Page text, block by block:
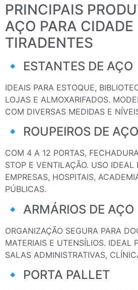
PRINCIPAIS
AÇO PARA CIDADE
TIRADENTES
🔹 ESTANTES DE AÇO
IDEAIS PARA ESTOQUE,
LOJAS E ALMOXARIFADOS.
COM DIVERSAS MEDIDAS E
🔹 ROUPEIROS DE AÇO
COM 4 A 12 PORTAS,
STOP E VENTILAÇÃO. USO IDEAL
EMPRESAS, HOSPITAIS,
PÚBLICAS.
🔹 ARMÁRIOS DE AÇO
ORGANIZAÇÃO SEGURA PARA
MATERIAIS E UTENSÍLIOS. IDEAL
SALAS ADMINISTRATIVAS,
🔹 PORTA PALLET